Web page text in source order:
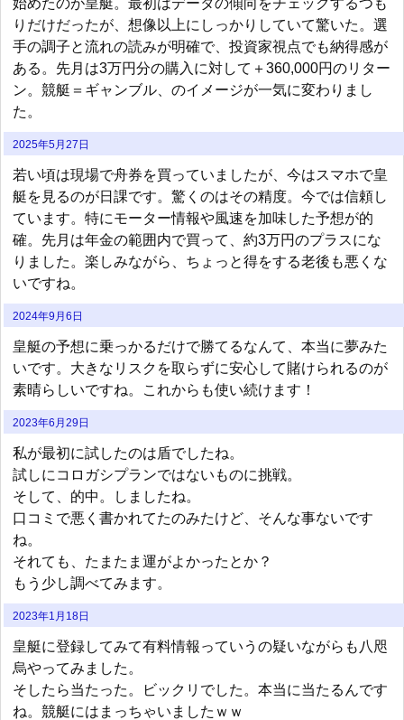
りだけだったが、想像以上にしっかりしていて驚いた。選
手の調子と流れの読みが明確で、投資家視点でも納得感が
ある。先月は3万円分の購入に対して＋360,000円のリター
ン。競艇＝ギャンブル、のイメージが一気に変わりまし
た。
2025年5月27日
若い頃は現場で舟券を買っていましたが、今はスマホで皇
艇を見るのが日課です。驚くのはその精度。今では信頼し
ています。特にモーター情報や風速を加味した予想が的
確。先月は年金の範囲内で買って、約3万円のプラスにな
りました。楽しみながら、ちょっと得をする老後も悪くな
いですね。
2024年9月6日
皇艇の予想に乗っかるだけで勝てるなんて、本当に夢みた
いです。大きなリスクを取らずに安心して賭けられるのが
素晴らしいですね。これからも使い続けます！
2023年6月29日
私が最初に試したのは盾でしたね。
試しにコロガシプランではないものに挑戦。
そして、的中。しましたね。
口コミで悪く書かれてたのみたけど、そんな事ないです
ね。
それても、たまたま運がよかったとか？
もう少し調べてみます。
2023年1月18日
皇艇に登録してみて有料情報っていうの疑いながらも八咫
烏やってみました。
そしたら当たった。ビックリでした。本当に当たるんです
ね。競艇にはまっちゃいましたｗｗ